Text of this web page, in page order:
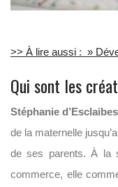
>> À lire aussi : »
Qui sont les
Stéphanie d’Esclaibes
de la maternelle
de ses parents. À la
commerce, elle